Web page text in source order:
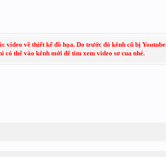
video về thiết kế đồ họa. Do trước đó kênh cũ bị Youtube
thể vào kênh mới để tìm xem video sơ cua nhé.